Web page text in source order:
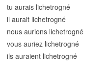
tu aurais lichetrogné
il aurait lichetrogné
nous aurions lichetrogné
vous auriez lichetrogné
ils auraient lichetrogné